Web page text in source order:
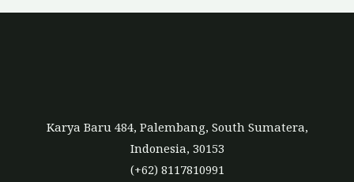
r
Karya Baru 484, Palembang, South Sumatera,
Indonesia, 30153
(+62) 8117810991